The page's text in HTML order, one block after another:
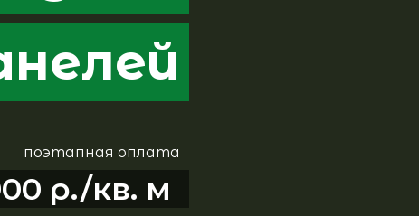
поэтапная оплата
р./кв. м